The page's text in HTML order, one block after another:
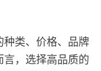
种类、价格、品牌
，选择高品质的